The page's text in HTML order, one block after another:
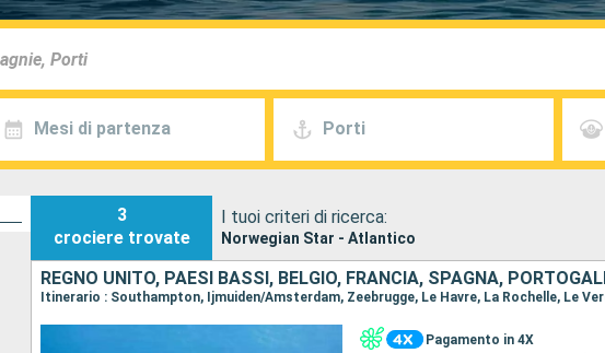
Mesi di partenza Porti
3
crociere trovate
I tuoi criteri di ricerca:
Norwegian Star - Atlantico
REGNO UNITO, PAESI BASSI, BELGIO, FRANCIA, SPAGNA,
Pagamento in 4X